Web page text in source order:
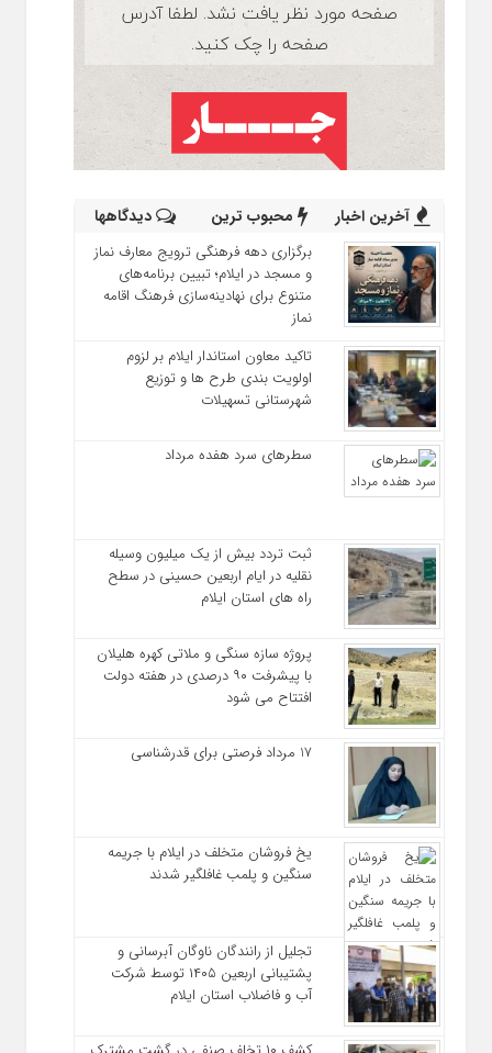
آخرین اخبار محبوب ترین دیدگاهها
برگزاری دهه فرهنگی ترویج معارف نماز
و مسجد در ایلام؛ تبیین برنامه‌های
متنوع برای نهادینه‌سازی فرهنگ اقامه
نماز
تاکید معاون استاندار ایلام بر لزوم
اولویت‌ بندی طرح‌ ها و توزیع
شهرستانی تسهیلات
سطرهای سرد هفده مرداد
ثبت تردد بیش از یک میلیون وسیله
نقلیه در ایام اربعین حسینی در سطح
راه‌ های استان ایلام
پروژه سازه سنگی و ملاتی کهره هلیلان
با پیشرفت ۹۰ درصدی در هفته دولت
افتتاح می شود
17 مرداد فرصتی برای قدرشناسی
یخ‌ فروشان متخلف در ایلام با جریمه
سنگین و پلمب غافلگیر شدند
تجلیل از رانندگان ناوگان آبرسانی و
پشتیبانی اربعین ۱۴۰۵ توسط شرکت
آب و فاضلاب استان ایلام